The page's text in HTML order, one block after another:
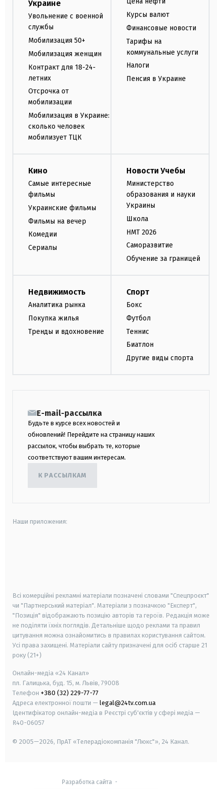
Украине
Увольнение с военной
службы
Мобилизация 50+
Мобилизация женщин
Контракт для 18-24-
летних
Отсрочка от
мобилизации
Мобилизация в Украине:
сколько человек
мобилизует ТЦК
Курсы валют
Финансовые новости
Тарифы на
коммунальные услуги
Налоги
Пенсия в Украине
Кино
Самые интересные
фильмы
Украинские фильмы
Фильмы на вечер
Комедии
Сериалы
Новости Учебы
Министерство
образования и науки
Украины
Школа
НМТ 2026
Саморазвитие
Обучение за границей
Недвижимость
Аналитика рынка
Покупка жилья
Тренды и вдохновение
Спорт
Бокс
Футбол
Теннис
Биатлон
Другие виды спорта
E-mail-рассылка
Будьте в курсе всех новостей и
обновлений! Перейдите на страницу наших
рассылок, чтобы выбрать те, которые
соответствуют вашим интересам.
К РАССЫЛКАМ
Наши приложения:
Всі комерційні рекламні матеріали позначені словами "Спецпроєкт"
чи "Партнерський матеріал". Матеріали з позначкою "Експерт",
"Позиція" відображають позицію авторів та героїв. Редакція може
не поділяти їхніх поглядів. Детальніше щодо реклами та правил
цитування можна ознайомитись в правилах користування сайтом.
Усі права захищені. Матеріали сайту призначені для осіб старше 21
року (21+)
Онлайн-медіа «24 Канал»
пл. Галицька, буд. 15, м. Львів, 79008
Телефон +380 (32) 229-77-77
Адреса електронної пошти — legal@24tv.com.ua
Ідентифікатор онлайн-медіа в Реєстрі суб'єктів у сфері медіа —
R40-06057
© 2005—2026, ПрАТ «Телерадіокомпанія "Люкс"», 24 Канал.
Разработка сайта -